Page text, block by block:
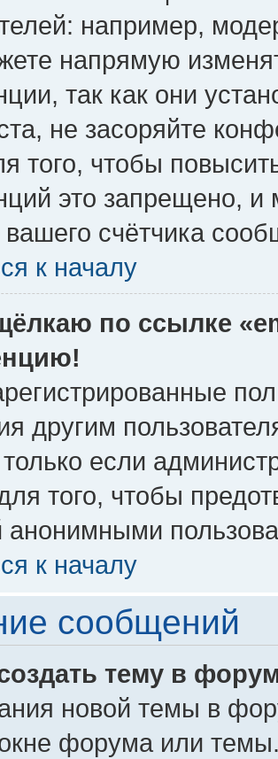
например,
напрямую
так как они
не засоряйте
того, чтобы
это запрещено, и
вашего счётчика
к началу
по ссылке
другим
если
того, чтобы
анонимными
к началу
сообщений
тему в
новой темы в
форума или